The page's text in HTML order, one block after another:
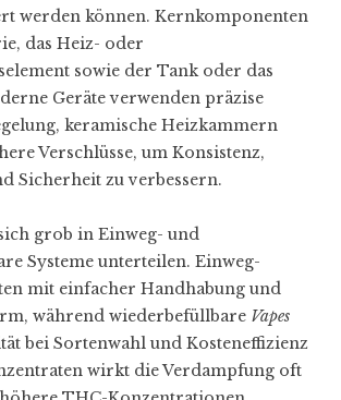
werden können. Kernkomponenten
das Heiz- oder
sowie der Tank oder das
Geräte verwenden präzise
keramische Heizkammern
Verschlüsse, um Konsistenz,
Sicherheit zu verbessern.
grob in Einweg- und
Systeme unterteilen. Einweg-
mit einfacher Handhabung und
während wiederbefüllbare Vapes
bei Sortenwahl und Kosteneffizienz
wirkt die Verdampfung oft